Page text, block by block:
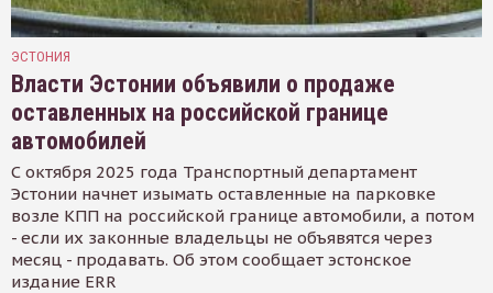
ЭСТОНИЯ
Власти Эстонии объявили о продаже
оставленных на российской границе
автомобилей
С октября 2025 года Транспортный департамент
Эстонии начнет изымать оставленные на парковке
возле КПП на российской границе автомобили, а потом
- если их законные владельцы не объявятся через
месяц - продавать. Об этом сообщает эстонское
издание ERR